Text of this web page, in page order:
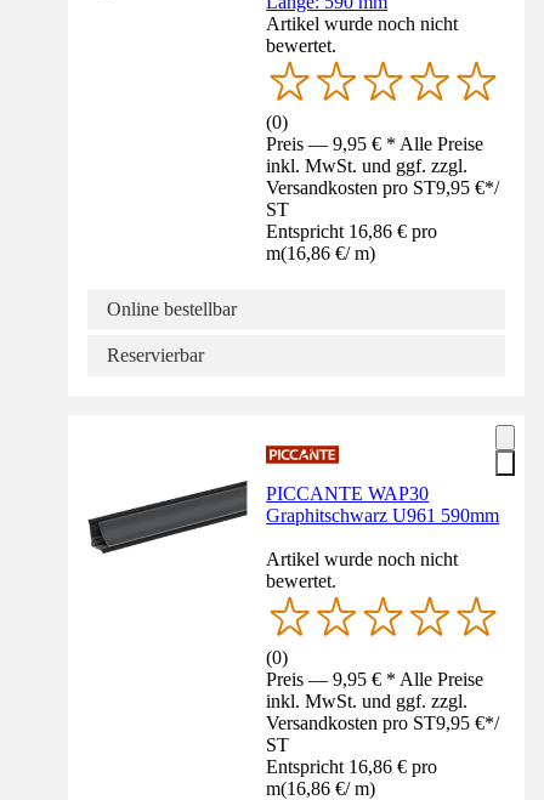
Artikel wurde noch nicht
bewertet.
(0)
Preis — 9,95 € * Alle Preise
inkl. MwSt. und ggf. zzgl.
Versandkosten pro ST9,95 €*/
ST
Entspricht 16,86 € pro
m(16,86 €/ m)
Online bestellbar
Reservierbar
PICCANTE WAP30
Graphitschwarz U961 590mm
Artikel wurde noch nicht
bewertet.
(0)
Preis — 9,95 € * Alle Preise
inkl. MwSt. und ggf. zzgl.
Versandkosten pro ST9,95 €*/
ST
Entspricht 16,86 € pro
m(16,86 €/ m)